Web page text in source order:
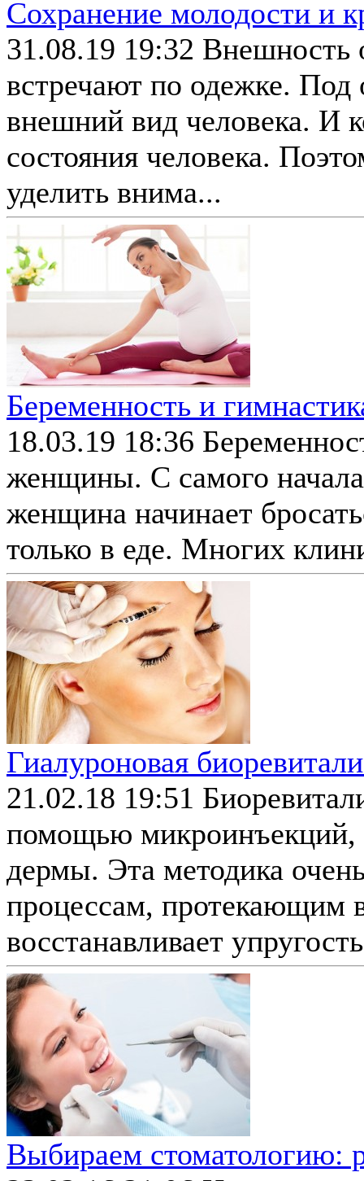
Сохранение молодости и
31.08.19 19:32 Внешность
встречают по одежке.
внешний вид человека. И
состояния человека.
уделить внима...
Беременность и
18.03.19 18:36
женщины. С самого
женщина начинает
только в еде. Многих
Гиалуроновая
21.02.18 19:51
помощью
дермы. Эта методика
процессам, протекающим
восстанавливает
Выбираем стоматологию: